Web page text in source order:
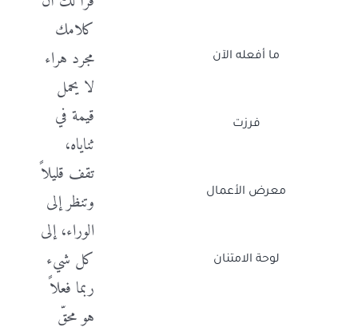
ما أفعله الآن
فرزت
معرض الأعمال
لوحة الامتنان
كلامك
مجرد هراء
لا يحمل
قيمة في
ثناياه،
تقف قليلاً
وتنظر إلى
الوراء، إلى
كل شيء
ربما فعلاً
هو محقّ